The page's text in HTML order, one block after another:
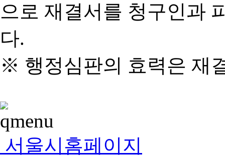
으로 재결서를 청구인과
다.
※ 행정심판의 효력은 재
서울시홈페이지